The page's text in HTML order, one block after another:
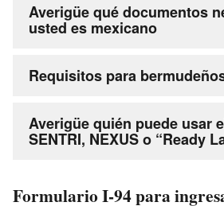
Averigüe qué documentos
usted es mexicano
Requisitos para
Averigüe quién puede usar
SENTRI, NEXUS o “Ready
Formulario I-94 para